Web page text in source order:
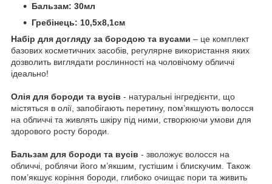
Бальзам: 30мл
Гребінець: 10,5х8,1см
Набір для догляду за бородою та вусами – це комплект
базових косметичних засобів, регулярне використання яких
дозволить виглядати рослинності на чоловічому обличчі
ідеально!
Олія для бороди та вусів - натуральні інгредієнти, що
містяться в олії, запобігають перетину, пом’якшують волосся
на обличчі та живлять шкіру під ними, створюючи умови для
здорового росту бороди.
Бальзам для бороди та вусів - зволожує волосся на
обличчі, роблячи його м’якшим, густішим і блискучим. Також
пом’якшує коріння бороди, глибоко очищає пори та живить